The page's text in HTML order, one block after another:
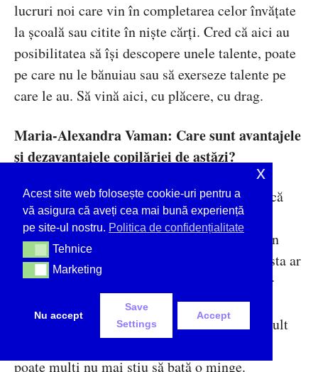
lucruri noi care vin în completarea celor învățate
la școală sau citite în niște cărți. Cred că aici au
posibilitatea să își descopere unele talente, poate
pe care nu le bănuiau sau să exerseze talente pe
care le au. Să vină aici, cu plăcere, cu drag.
Maria-Alexandra Vaman: Care sunt avantajele
și dezavantajele copilăriei de astăzi?
Ciprian Bejenaru:Avantajele, poate faptul că
avem posibilitatea să călătorim, să studiem
aproape oriunde dorim, mai ales în Europa, în
Uniunea Europeană. Părerea mea este că acesta ar
fi unul dintre principalele avantaje ale zilelor
noastre. Ca dezavantaj, poate mijloacele
multimedia, care ne atrag și care consumă mult
poate mulți nu mai știu să bată o minge.
Acest site web folosește cookie-uri pentru a
vă asigura că aveți cea mai bună experiență
pe site-ul nostru. Politica de confidențialitate
TehniceTehnice
MarketingMarketing
Nu accept
Save
Settings
Accept
x